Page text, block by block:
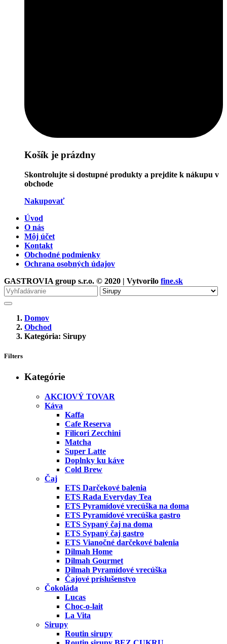
Košík je prázdny
Skontrolujte si dostupné produkty a prejdite k nákupu v
obchode
Nakupovať
Úvod
O nás
Môj účet
Kontakt
Obchodné podmienky
Ochrana osobných údajov
GASTROVIA group s.r.o. © 2020 | Vytvorilo fine.sk
Vyhľadávanie
pre
Domov
Obchod
Kategória: Sirupy
Filters
Kategórie
AKCIOVÝ TOVAR
Káva
Kaffa
Cafe Reserva
Filicori Zecchini
Matcha
Super Latte
Doplnky ku káve
Cold Brew
Čaj
ETS Darčekové balenia
ETS Rada Everyday Tea
ETS Pyramídové vrecúška na doma
ETS Pyramídové vrecúška gastro
ETS Sypaný čaj na doma
ETS Sypaný čaj gastro
ETS Vianočné darčekové balenia
Dilmah Home
Dilmah Gourmet
Dilmah Pyramídové vrecúška
Čajové príslušenstvo
Čokoláda
Lucas
Choc-o-lait
La Vita
Sirupy
Routin sirupy